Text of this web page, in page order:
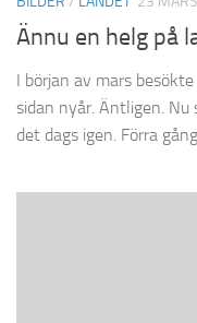
Ännu en helg på
I början av mars
sidan nyår. Äntligen.
det dags igen. Förra